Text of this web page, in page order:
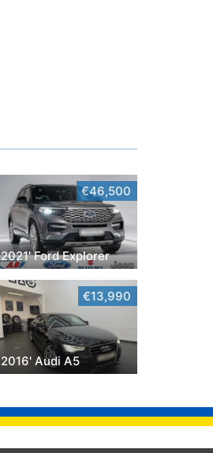
€46,500
2021' Ford Explorer
€13,990
2016' Audi A5